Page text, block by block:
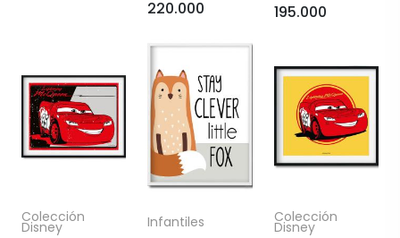
220.000
195.000
Colección
Disney
Infantiles
Colección
Disney